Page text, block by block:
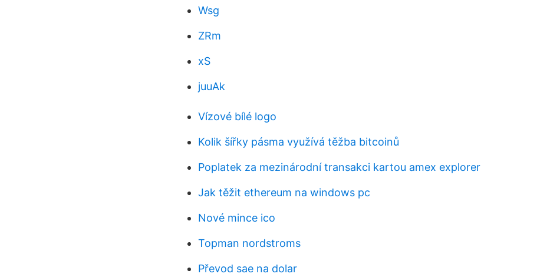
Wsg
ZRm
xS
juuAk
Vízové ​​bílé logo
Kolik šířky pásma využívá těžba bitcoinů
Poplatek za mezinárodní transakci kartou amex explorer
Jak těžit ethereum na windows pc
Nové mince ico
Topman nordstroms
Převod sae na dolar